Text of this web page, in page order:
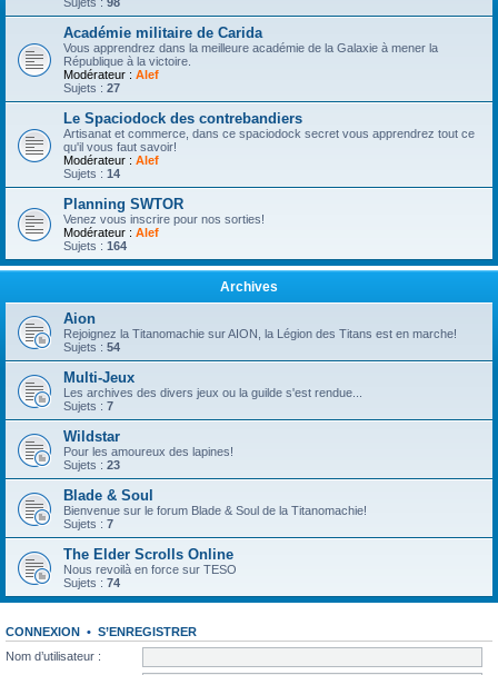
Académie militaire de Carida
Vous apprendrez dans la meilleure académie de la Galaxie à mener la
République à la victoire.
Modérateur : Alef
Sujets : 27
Le Spaciodock des contrebandiers
Artisanat et commerce, dans ce spaciodock secret vous apprendrez tout ce
qu'il vous faut savoir!
Modérateur : Alef
Sujets : 14
Planning SWTOR
Venez vous inscrire pour nos sorties!
Modérateur : Alef
Sujets : 164
Archives
Aion
Rejoignez la Titanomachie sur AION, la Légion des Titans est en marche!
Sujets : 54
Multi-Jeux
Les archives des divers jeux ou la guilde s'est rendue...
Sujets : 7
Wildstar
Pour les amoureux des lapines!
Sujets : 23
Blade & Soul
Bienvenue sur le forum Blade & Soul de la Titanomachie!
Sujets : 7
The Elder Scrolls Online
Nous revoilà en force sur TESO
Sujets : 74
CONNEXION • S’ENREGISTRER
Nom d’utilisateur :